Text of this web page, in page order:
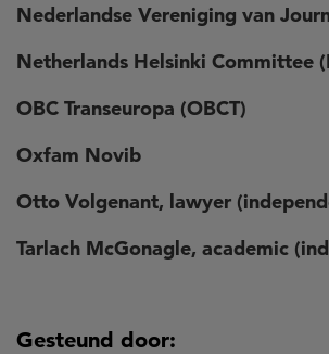
Nederlandse Vereniging van
Netherlands Helsinki Committee
OBC Transeuropa (OBCT)
Oxfam Novib
Otto Volgenant, lawyer
Tarlach McGonagle, academic
Gesteund door: